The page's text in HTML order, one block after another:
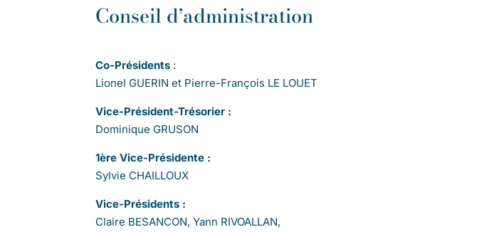
Conseil d’administration
Co-Présidents :
Lionel GUERIN et Pierre-François LE LOUET
Vice-Président-Trésorier :
Dominique GRUSON
1ère Vice-Présidente :
Sylvie CHAILLOUX
Vice-Présidents :
Claire BESANCON, Yann RIVOALLAN,